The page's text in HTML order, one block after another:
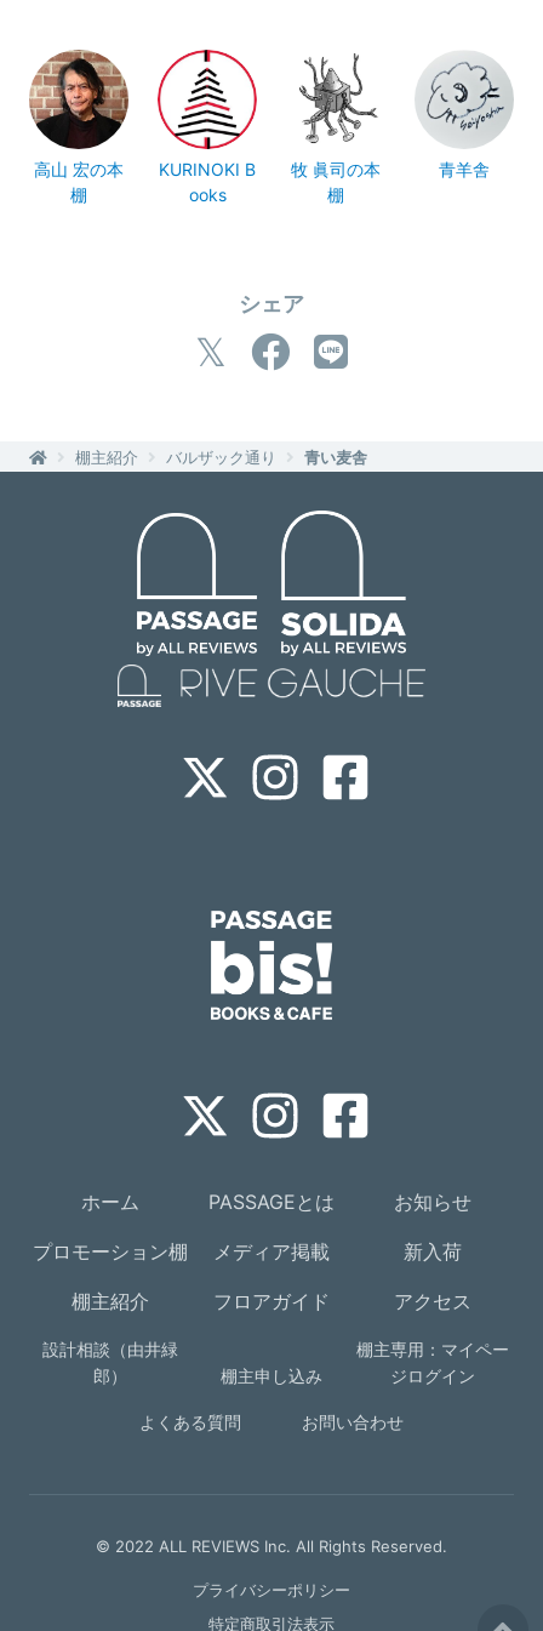
高山 宏の本
棚
KURINOKI B
ooks
牧 眞司の本
棚
青羊舎
シェア
棚主紹介 バルザック通り 青い麦舎
ホーム PASSAGEとは お知らせ
プロモーション棚 メディア掲載 新入荷
棚主紹介 フロアガイド アクセス
設計相談（由井緑
郎）
棚主申し込み
棚主専用：マイペー
ジログイン
よくある質問 お問い合わせ
© 2022 ALL REVIEWS Inc. All Rights Reserved.
プライバシーポリシー
特定商取引法表示